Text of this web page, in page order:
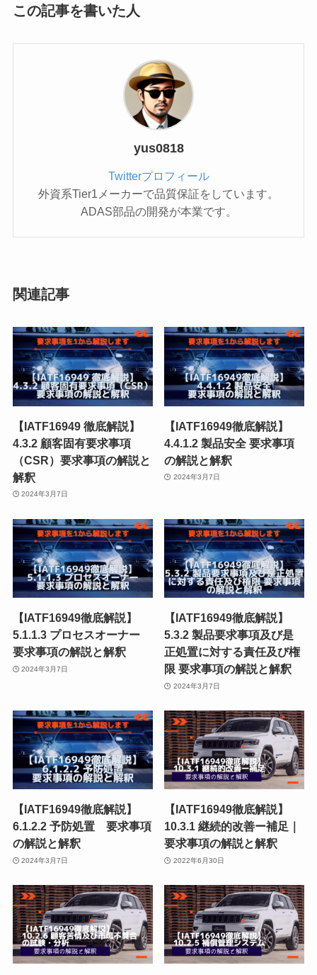
この記事を書いた人
yus0818
Twitterプロフィール
外資系Tier1メーカーで品質保証をしています。
ADAS部品の開発が本業です。
関連記事
【IATF16949 徹底解説】
4.3.2 顧客固有要求事項
（CSR）要求事項の解説と
解釈
2024年3月7日
【IATF16949徹底解説】
4.4.1.2 製品安全 要求事項
の解説と解釈
2024年3月7日
【IATF16949徹底解説】
5.1.1.3 プロセスオーナー
要求事項の解説と解釈
2024年3月7日
【IATF16949徹底解説】
5.3.2 製品要求事項及び是
正処置に対する責任及び権
限 要求事項の解説と解釈
2024年3月7日
【IATF16949徹底解説】
6.1.2.2 予防処置 要求事項
の解説と解釈
2024年3月7日
【IATF16949徹底解説】
10.3.1 継続的改善ー補足｜
要求事項の解説と解釈
2022年6月30日